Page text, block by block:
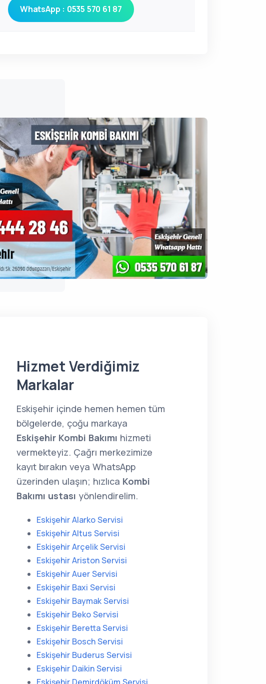
WhatsApp : 0535 570 61 87
Hizmet Verdiğimiz
Markalar
Eskişehir içinde hemen hemen tüm
bölgelerde, çoğu markaya
Eskişehir Kombi Bakımı hizmeti
vermekteyiz. Çağrı merkezimize
kayıt bırakın veya WhatsApp
üzerinden ulaşın; hızlıca Kombi
Bakımı ustası yönlendirelim.
Eskişehir Alarko Servisi
Eskişehir Altus Servisi
Eskişehir Arçelik Servisi
Eskişehir Ariston Servisi
Eskişehir Auer Servisi
Eskişehir Baxi Servisi
Eskişehir Baymak Servisi
Eskişehir Beko Servisi
Eskişehir Beretta Servisi
Eskişehir Bosch Servisi
Eskişehir Buderus Servisi
Eskişehir Daikin Servisi